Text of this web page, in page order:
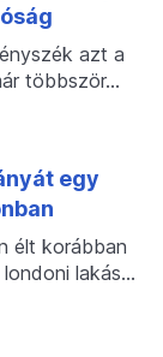
azt a
többször…
egy
élt korábban
lakás…